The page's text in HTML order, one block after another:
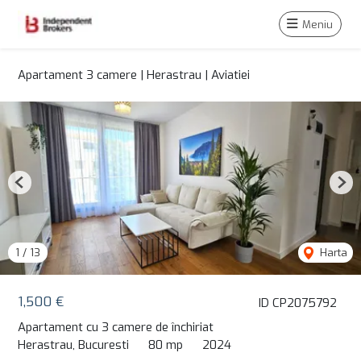
Meniu
Apartament 3 camere | Herastrau | Aviatiei
ID CP2075792
1,500 €
Apartament cu 3 camere de închiriat
Herastrau, Bucuresti
80 mp 2024
1 / 13 Harta
Previous